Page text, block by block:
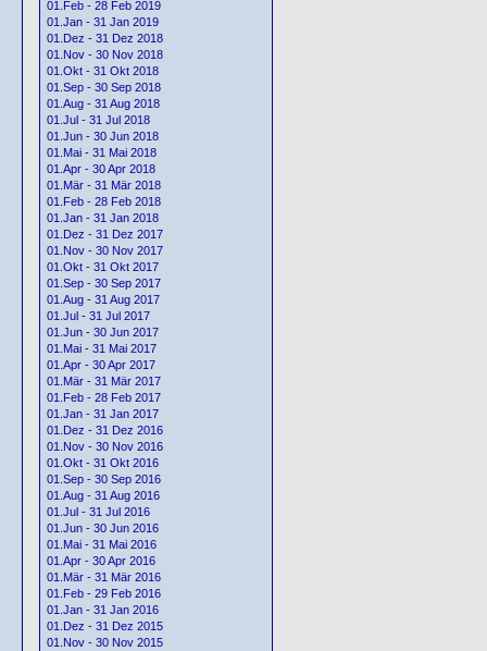
01.Feb - 28 Feb 2019
01.Jan - 31 Jan 2019
01.Dez - 31 Dez 2018
01.Nov - 30 Nov 2018
01.Okt - 31 Okt 2018
01.Sep - 30 Sep 2018
01.Aug - 31 Aug 2018
01.Jul - 31 Jul 2018
01.Jun - 30 Jun 2018
01.Mai - 31 Mai 2018
01.Apr - 30 Apr 2018
01.Mär - 31 Mär 2018
01.Feb - 28 Feb 2018
01.Jan - 31 Jan 2018
01.Dez - 31 Dez 2017
01.Nov - 30 Nov 2017
01.Okt - 31 Okt 2017
01.Sep - 30 Sep 2017
01.Aug - 31 Aug 2017
01.Jul - 31 Jul 2017
01.Jun - 30 Jun 2017
01.Mai - 31 Mai 2017
01.Apr - 30 Apr 2017
01.Mär - 31 Mär 2017
01.Feb - 28 Feb 2017
01.Jan - 31 Jan 2017
01.Dez - 31 Dez 2016
01.Nov - 30 Nov 2016
01.Okt - 31 Okt 2016
01.Sep - 30 Sep 2016
01.Aug - 31 Aug 2016
01.Jul - 31 Jul 2016
01.Jun - 30 Jun 2016
01.Mai - 31 Mai 2016
01.Apr - 30 Apr 2016
01.Mär - 31 Mär 2016
01.Feb - 29 Feb 2016
01.Jan - 31 Jan 2016
01.Dez - 31 Dez 2015
01.Nov - 30 Nov 2015